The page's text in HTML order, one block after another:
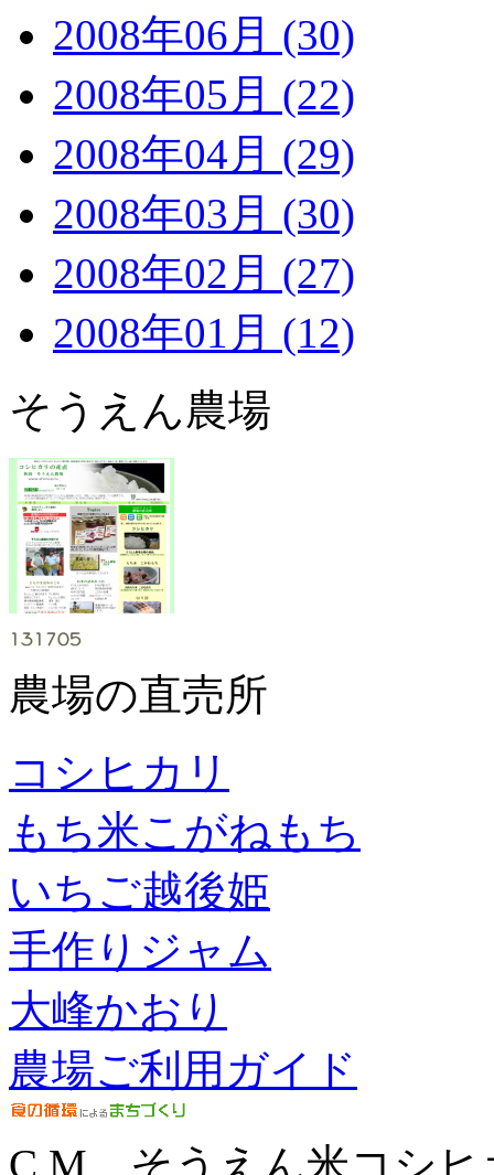
2008年06月 (30)
2008年05月 (22)
2008年04月 (29)
2008年03月 (30)
2008年02月 (27)
2008年01月 (12)
そうえん農場
農場の直売所
コシヒカリ
もち米こがねもち
いちご越後姫
手作りジャム
大峰かおり
農場ご利用ガイド
C M そうえん米コシヒ